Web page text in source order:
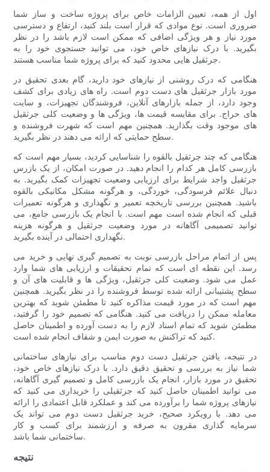
اول از همه، تعیین الزامات خاص برای پروژه ساخت و ساز شما
ضروری است. نوع موادی که قرار است بلند کنید، ارتفاع و دسترسی
مورد نیاز و هر ویژگی اضافی که ممکن است لازم باشد را در نظر
بگیرید. با درک نیازهای خاص خود، می توانید جستجوی خود را به
جرثقیل هایی محدود کنید که برای پروژه شما مناسب هستند.
هنگامی که درک روشنی از نیازهای خود دارید، گام بعدی تحقیق در
مورد بازار جرثقیل های دست دوم است. راه های زیادی برای کشف
وجود دارد، از جمله بازارهای آنلاین، فروشندگان تجهیزات، و سایت
های حراج. برای مقایسه قیمت ها، ویژگی ها و وضعیت کلی جرثقیل
های موجود وقت بگذارید. همچنین مهم است که شهرت فروشنده و
سطح حمایتی که ارائه می دهند در نظر بگیرید.
هنگامی که چند جرثقیل بالقوه را شناسایی کردید، بسیار مهم است که
بازرسی کامل هر کدام را انجام دهید. در صورت امکان، از یک بازرس
جرثقیل واجد شرایط برای ارزیابی وضعیت تجهیزات کمک بگیرید. به
دنبال علائم فرسودگی، خوردگی، و هرگونه مشکل مکانیکی بالقوه
باشید. همچنین بررسی تاریخچه تعمیر و نگهداری و هرگونه تعمیرات
قبلی که انجام شده است مهم است. با انجام یک بازرسی جامع، می
توانید تصمیمی آگاهانه در مورد وضعیت جرثقیل و هرگونه هزینه
نگهداری احتمالی در آینده بگیرید.
پس از اتمام مراحل بازرسی نوبت به تصمیم گیری نهایی و خرید می
رسد. این نقطه ای است که تمام تحقیقات و ارزیابی های شما وارد
عمل می شود. وضعیت کلی جرثقیل، ویژگی ها و قابلیت های آن و
سطح پشتیبانی ارائه شده توسط فروشنده را در نظر بگیرید. همچنین
مهم است که در مورد قیمت مذاکره کنید تا مطمئن شوید که بهترین
معامله ممکن را دریافت می کنید. هنگامی که تصمیم خود را گرفتید،
مطمئن شوید که تمام اسناد لازم را به دست آورده و اطمینان حاصل
کنید که تراکنش به صورت ایمن و شفاف انجام شده است.
در نتیجه، یافتن جرثقیل دست دوم مناسب برای نیازهای ساختمانی
شما نیاز به بررسی و تحقیق دقیق دارد. با درک نیازهای خاص خود،
تحقیق در مورد بازار، انجام یک بازرسی کامل و تصمیم گیری آگاهانه،
می توانید اطمینان حاصل کنید که جرثقیلی را خریداری می کنید که
نیازهای پروژه شما را برآورده می کند و عملکرد قابل اعتمادی را ارائه
می دهد. با رویکرد صحیح، خرید جرثقیل دست دوم می تواند یک
سرمایه گذاری مقرون به صرفه و ارزشمند برای کسب و کار
ساختمانی شما باشد.
نتيجه